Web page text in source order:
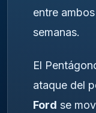
entre
semanas.
El
ataque del
Ford se